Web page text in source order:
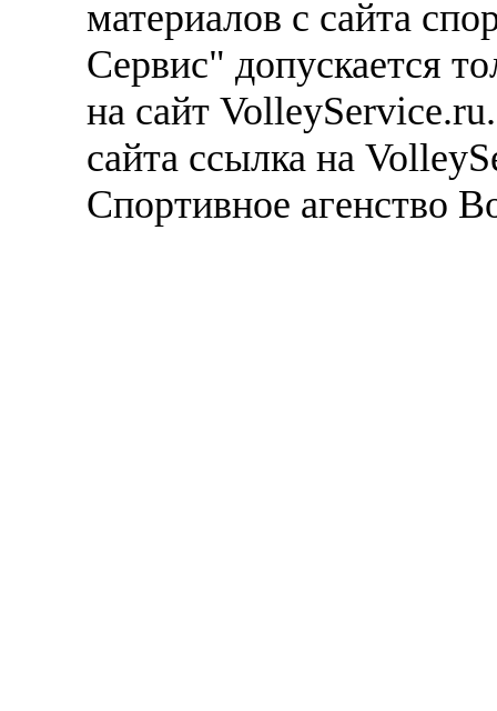
материалов с сайта
Сервис" допускается
на сайт
сайта ссылка на
Спортивное агенство